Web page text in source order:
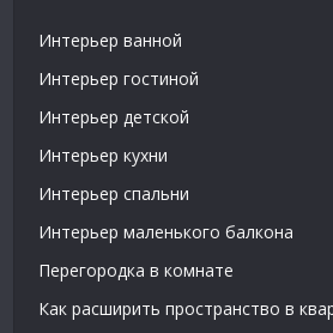
Интерьер ванной
Интерьер гостиной
Интерьер детской
Интерьер кухни
Интерьер спальни
Интерьер маленького балкона
Перегородка в комнате
Как расширить пространство в